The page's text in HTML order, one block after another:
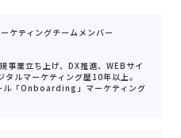
ケティングチームメンバー
事業立ち上げ、DX推進、WEBサイ
タルマーケティング歴10年以上。
ル「Onboarding」マーケティング